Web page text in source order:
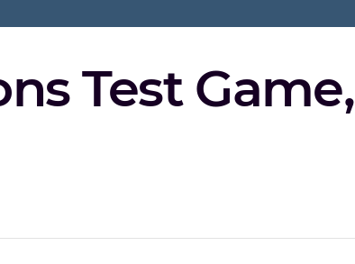
Test Game,